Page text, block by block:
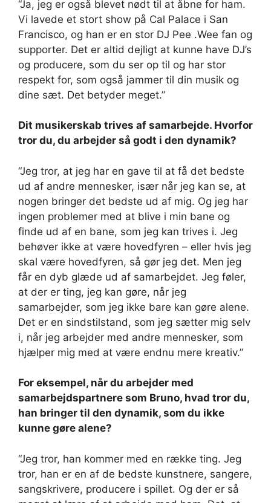
“Ja, jeg er også blevet nødt til at åbne for ham.
Vi lavede et stort show på Cal Palace i San
Francisco, og han er en stor DJ Pee .Wee fan og
supporter. Det er altid dejligt at kunne have DJ’s
og producere, som du ser op til og har stor
respekt for, som også jammer til din musik og
dine sæt. Det betyder meget.”
Dit musikerskab trives af samarbejde. Hvorfor
tror du, du arbejder så godt i den dynamik?
“Jeg tror, ​​at jeg har en gave til at få det bedste
ud af andre mennesker, især når jeg kan se, at
nogen bringer det bedste ud af mig. Og jeg har
ingen problemer med at blive i min bane og
finde ud af en bane, som jeg kan trives i. Jeg
behøver ikke at være hovedfyren – eller hvis jeg
skal være hovedfyren, så gør jeg det. Men jeg
får en dyb glæde ud af samarbejdet. Jeg føler,
at der er ting, jeg kan gøre, når jeg
samarbejder, som jeg ikke bare kan gøre alene.
Det er en sindstilstand, som jeg sætter mig selv
i, når jeg arbejder med andre mennesker, som
hjælper mig med at være endnu mere kreativ.”
For eksempel, når du arbejder med
samarbejdspartnere som Bruno, hvad tror du,
han bringer til den dynamik, som du ikke
kunne gøre alene?
“Jeg tror, ​​han kommer med en række ting. Jeg
tror, ​​han er en af ​​de bedste kunstnere, sangere,
sangskrivere, producere i spillet. Og der er så